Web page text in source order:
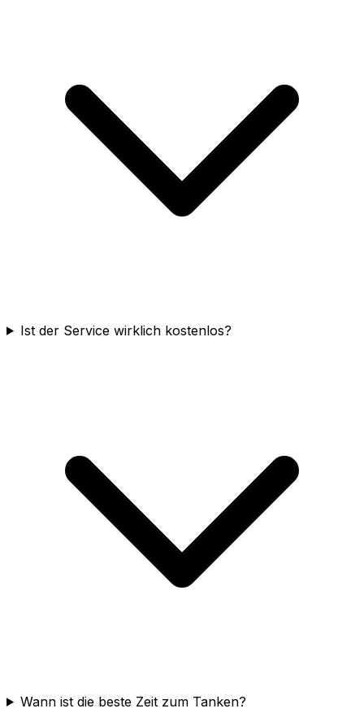
Ist der Service wirklich kostenlos?
Wann ist die beste Zeit zum Tanken?